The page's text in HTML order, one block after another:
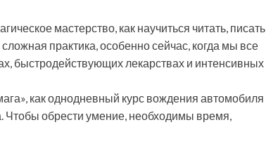
мастерство, как научиться читать, писать
практика, особенно сейчас, когда мы все
быстродействующих лекарствах и интенсивных
как однодневный курс вождения автомобиля
Чтобы обрести умение, необходимы время,